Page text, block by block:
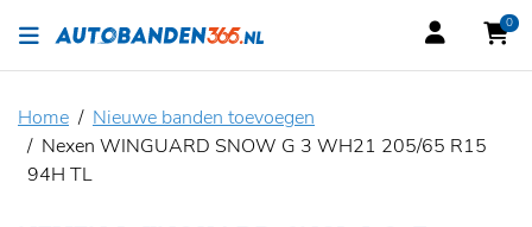
0
Home
Nieuwe banden toevoegen
Nexen WINGUARD SNOW G 3 WH21 205/65 R15
94H TL